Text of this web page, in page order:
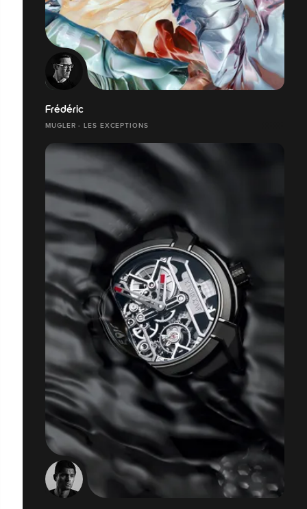
Frédéric
MUGLER - LES EXCEPTIONS